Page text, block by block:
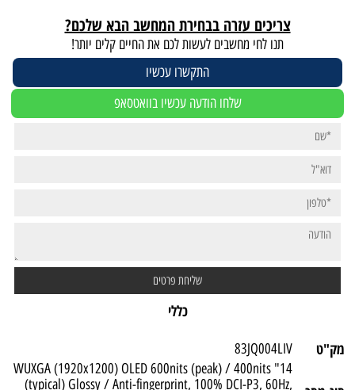
צריכים עזרה בבחירת המחשב הבא שלכם?
תנו לחי מחשבים לעשות לכם את החיים קלים יותר!
התקשרו עכשיו
שלחו הודעה עכשיו בוואטסאפ
כללי
מק"ט
83JQ004LIV
14" WUXGA (1920x1200) OLED 600nits (peak) / 400nits
(typical) Glossy / Anti-fingerprint, 100% DCI-P3, 60Hz,